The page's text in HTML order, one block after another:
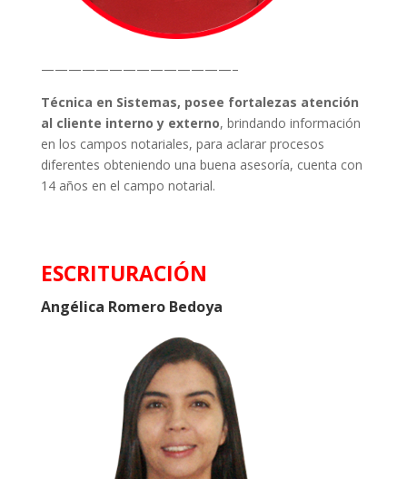
——————————————–
Técnica en Sistemas, posee fortalezas atención
al cliente interno y externo, brindando información
en los campos notariales, para aclarar procesos
diferentes obteniendo una buena asesoría, cuenta con
14 años en el campo notarial.
ESCRITURACIÓN
Angélica Romero Bedoya